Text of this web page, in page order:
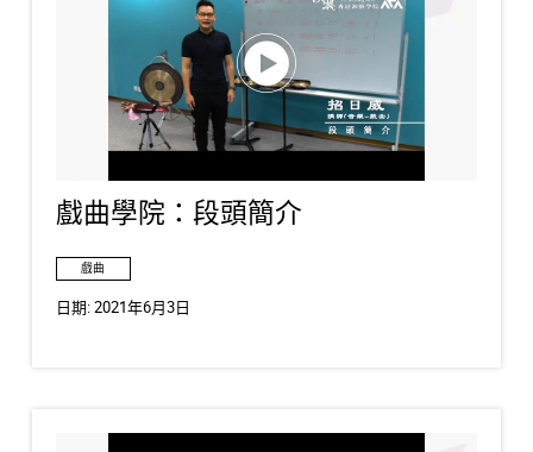
戲曲學院：段頭簡介
戲曲
日期:2021年6月3日